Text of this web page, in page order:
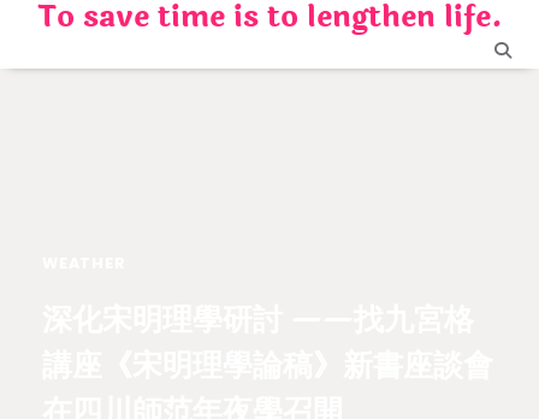
content
To save time is to lengthen life.